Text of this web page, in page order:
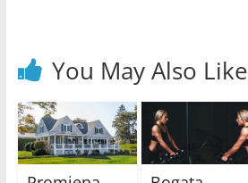
You May Also Like